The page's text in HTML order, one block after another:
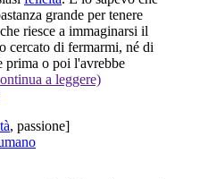
grande per tenere
riesce a immaginarsi il
cercato di fermarmi, né di
prima o poi l'avrebbe
a leggere)
, passione]